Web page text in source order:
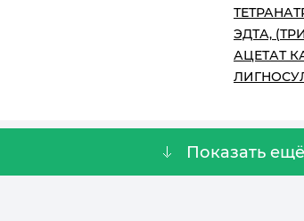
ЭДТА,
АЦЕТАТ
Показать ещё